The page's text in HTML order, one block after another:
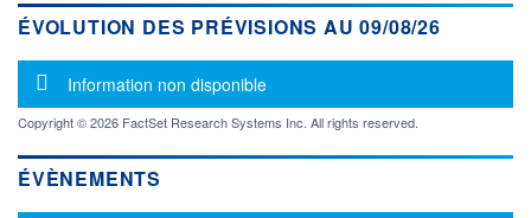
ÉVOLUTION DES PRÉVISIONS AU 09/08/26
Message d'information
Information non disponible
Copyright © 2026 FactSet Research Systems Inc. All rights reserved.
ÉVÈNEMENTS